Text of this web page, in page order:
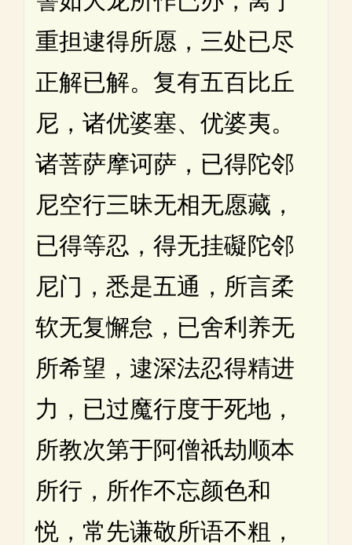
重担逮得所愿，三处已尽
正解已解。复有五百比丘
尼，诸优婆塞、优婆夷。
诸菩萨摩诃萨，已得陀邻
尼空行三昧无相无愿藏，
已得等忍，得无挂礙陀邻
尼门，悉是五通，所言柔
软无复懈怠，已舍利养无
所希望，逮深法忍得精进
力，已过魔行度于死地，
所教次第于阿僧祇劫顺本
所行，所作不忘颜色和
悦，常先谦敬所语不粗，